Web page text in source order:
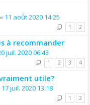
« 11 août 2020 14:25
1 2
à recommander
juil. 2020 06:43
1 2 3 4
utile?
17 juil. 2020 13:18
1 2